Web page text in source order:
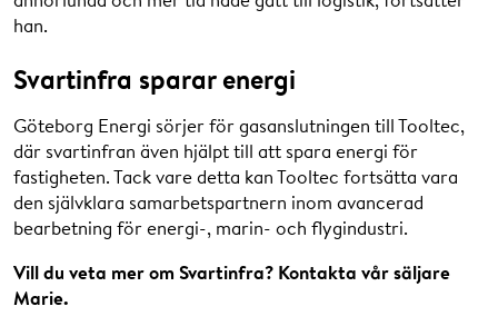
han.
Svartinfra sparar energi
Göteborg Energi sörjer för gasanslutningen till Tooltec,
där svartinfran även hjälpt till att spara energi för
fastigheten. Tack vare detta kan Tooltec fortsätta vara
den självklara samarbetspartnern inom avancerad
bearbetning för energi-, marin- och flygindustri.
Vill du veta mer om Svartinfra? Kontakta vår säljare
Marie.